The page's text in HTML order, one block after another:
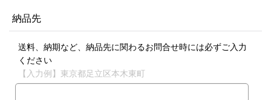
納品先
送料、納期など、納品先に関わるお問合せ時には必ずご入力
ください
【入力例】東京都足立区本木東町